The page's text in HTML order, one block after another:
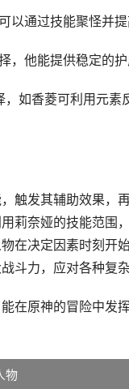
以通过技能聚怪并
，他能提供稳定的
如香菱可利用元
触发其辅助效果，
莉奈娅的技能范围
在决定因素时刻开
斗力，应对各种复杂
在原神的冒险中发
物